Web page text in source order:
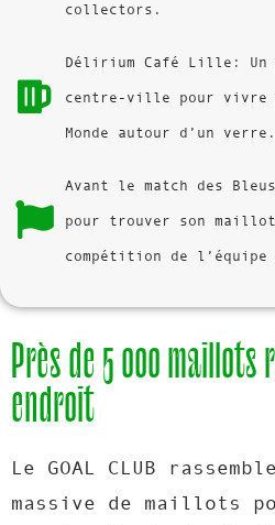
collectors.
Délirium Café Lille:
centre-ville pour vivre
Monde autour d’un verre.
Avant le match des
pour trouver son
compétition de l’équipe
Près de 5 000 maillots
endroit
Le GOAL CLUB
massive de maillots